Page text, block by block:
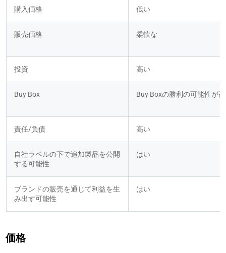
購入価格 低い
販売価格 柔軟な
投資 高い
Buy Box Buy Boxの勝利の可能性が
責任/負債 高い
自社ラベルの下で追加製品を公開
する可能性
はい
ブランドの販売を通じて利益を生
み出す可能性
はい
価格